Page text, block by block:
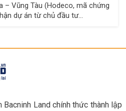
– Vũng Tàu (Hodeco, mã chứng
dự án từ chủ đầu tư…
Land chính thức thành lập